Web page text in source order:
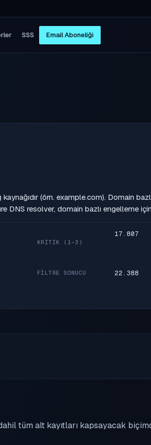
SSS Email Aboneliği
(örn. example.com). Domain
resolver, domain bazlı engelleme
KRITIK (1–3)
17.807
FILTRE SONUCU 22.388
tüm alt kayıtları kapsayacak